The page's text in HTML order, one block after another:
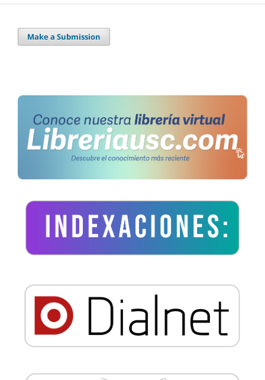
Make a Submission